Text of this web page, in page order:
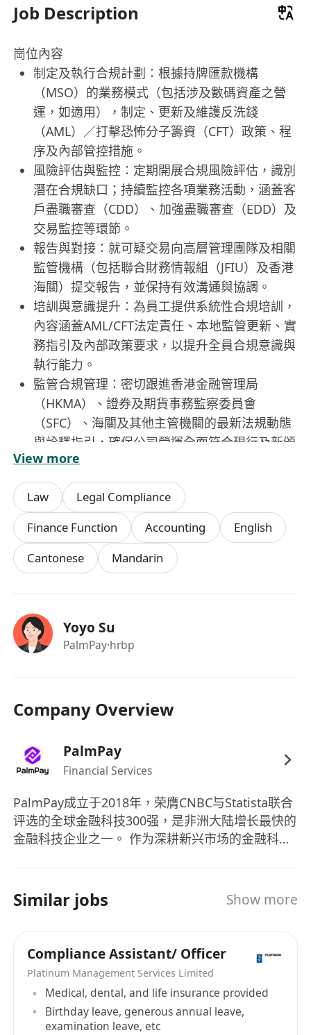
Job Description
崗位內容
制定及執行合規計劃：根據持牌匯款機構
（MSO）的業務模式（包括涉及數碼資產之營
運，如適用），制定、更新及維護反洗錢
（AML）／打擊恐怖分子籌資（CFT）政策、程
序及內部管控措施。
風險評估與監控：定期開展合規風險評估，識別
潛在合規缺口；持續監控各項業務活動，涵蓋客
戶盡職審查（CDD）、加強盡職審查（EDD）及
交易監控等環節。
報告與對接：就可疑交易向高層管理團隊及相關
監管機構（包括聯合財務情報組（JFIU）及香港
海關）提交報告，並保持有效溝通與協調。
培訓與意識提升：為員工提供系統性合規培訓，
內容涵蓋AML/CFT法定責任、本地監管更新、實
務指引及內部政策要求，以提升全員合規意識與
執行能力。
監管合規管理：密切跟進香港金融管理局
（HKMA）、證券及期貨事務監察委員會
（SFC）、海關及其他主管機關的最新法規動態
與詮釋指引，確保公司營運全面符合現行及新頒
佈之合規要求。
文件與記錄管理：妥善保存所有合規相關文件及
紀錄，包括風險評估報告、客戶盡職審查資料、
可疑交易報告、培訓記錄及內部審核檔案，確保
可追溯性及合規審查準備就緒。
監管關係維護：主動建立並維持與香港主要監管
部門及行業相關持份者的良好溝通與合作關係，
工作要求
精通香港反洗錢及打擊恐怖分子籌資相關法例與
組指引、海關指引等）。
程及常見風險點，具備將合規要求落地至實際業
務場景的能力。
具備優秀的分析判斷、書面及口頭溝通、跨部門
協作及人際互動能力，能清晰向不同層級人員闡
述合規要求與風險影響。
擁有風險評估、合規框架設計、政策編寫及內部
控制優化等實務經驗。
構提交報告之流程與標準要求。
嚴謹細緻、邏輯清晰、組織能力強，能於高要求
環境下確保合規工作準確性與時效性。
至少2年相關合規、反洗錢或風險管理領域工作
經驗。
View more
Law
Legal Compliance
Finance Function
Accounting
English
Cantonese
Mandarin
Yoyo Su
PalmPay·hrbp
Company Overview
PalmPay
Financial Services
PalmPay成立于2018年，荣膺CNBC与Statista联合
评选的全球金融科技300强，是非洲大陆增长最快的
金融科技企业之一。 作为深耕新兴市场的金融科技
前业务已在亚非多国快速拓展，致力于成为全球领
先的数字银行平台。
Similar jobs Show more
Compliance Assistant/ Officer
Platinum Management Services Limited
Medical, dental, and life insurance provided
Birthday leave, generous annual leave,
examination leave, etc